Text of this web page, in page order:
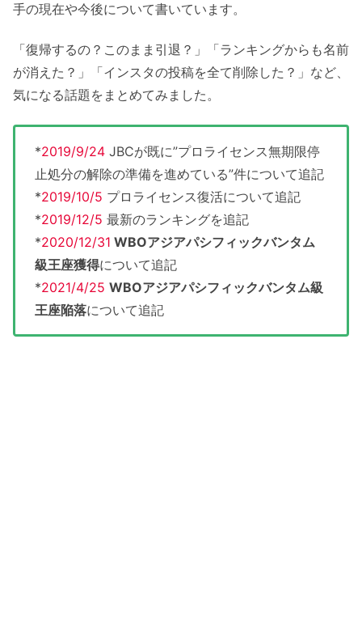
手の現在や今後について書いています。
「復帰するの？このまま引退？」「ランキングからも名前
が消えた？」「インスタの投稿を全て削除した？」など、
気になる話題をまとめてみました。
*2019/9/24 JBCが既に”プロライセンス無期限停
止処分の解除の準備を進めている”件について追記
*2019/10/5 プロライセンス復活について追記
*2019/12/5 最新のランキングを追記
*2020/12/31 WBOアジアパシフィックバンタム
級王座獲得について追記
*2021/4/25 WBOアジアパシフィックバンタム級
王座陥落について追記